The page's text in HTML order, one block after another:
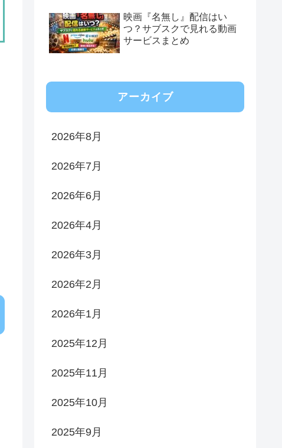
映画『名無し』配信はい
つ？サブスクで見れる動画
サービスまとめ
アーカイブ
2026年8月
2026年7月
2026年6月
2026年4月
2026年3月
2026年2月
2026年1月
2025年12月
2025年11月
2025年10月
2025年9月